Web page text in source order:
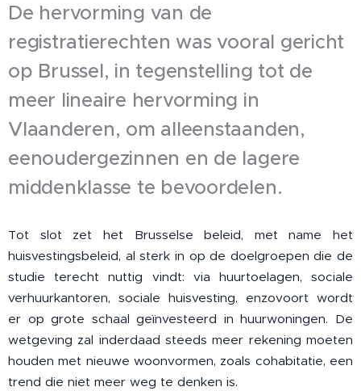
De hervorming van de
registratierechten was vooral gericht
op Brussel, in tegenstelling tot de
meer lineaire hervorming in
Vlaanderen, om alleenstaanden,
eenoudergezinnen en de lagere
middenklasse te bevoordelen.
Tot slot zet het Brusselse beleid, met name het
huisvestingsbeleid, al sterk in op de doelgroepen die de
studie terecht nuttig vindt: via huurtoelagen, sociale
verhuurkantoren, sociale huisvesting, enzovoort wordt
er op grote schaal geïnvesteerd in huurwoningen. De
wetgeving zal inderdaad steeds meer rekening moeten
houden met nieuwe woonvormen, zoals cohabitatie, een
trend die niet meer weg te denken is.